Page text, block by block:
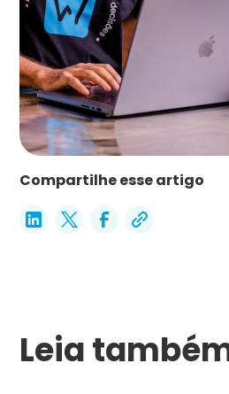
Compartilhe esse artigo
Leia